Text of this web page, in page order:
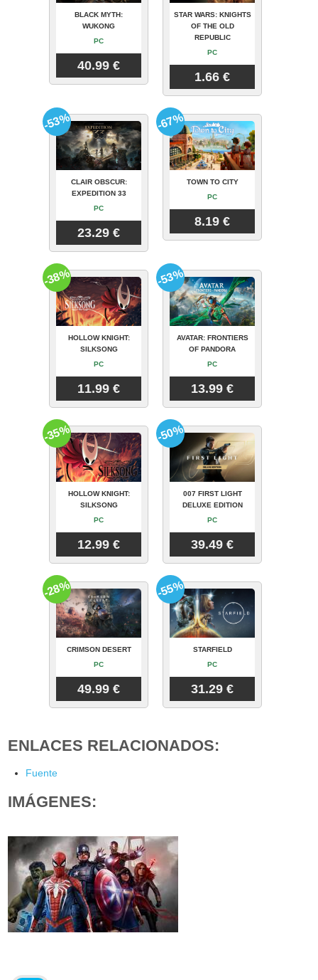
BLACK MYTH:
WUKONG
PC
40.99 €
STAR WARS: KNIGHTS
OF THE OLD
REPUBLIC
PC
1.66 €
CLAIR OBSCUR:
EXPEDITION 33
PC
23.29 €
-53%
TOWN TO CITY
PC
8.19 €
-67%
HOLLOW KNIGHT:
SILKSONG
PC
11.99 €
-38%
AVATAR: FRONTIERS
OF PANDORA
PC
13.99 €
-53%
HOLLOW KNIGHT:
SILKSONG
PC
12.99 €
-35%
007 FIRST LIGHT
DELUXE EDITION
PC
39.49 €
-50%
CRIMSON DESERT
PC
49.99 €
-28%
STARFIELD
PC
31.29 €
-55%
ENLACES RELACIONADOS:
Fuente
IMÁGENES: